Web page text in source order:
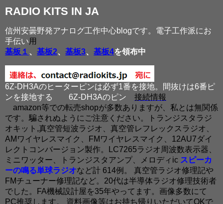
RADIO KITS IN JA
信州安曇野発アナログ工作中心blogです。電子工作派にお
手伝い用
基板１ 、 基板2、 基板3、 基板4を領布中
6Z-DH3Aのヒーターピンは必ず1番を接地。間抜けは6番ピ
ンを接地する
6Z-DH3Aのピン 接続情報
amazon等での転売shopが多数ありますが、私とは無関係
です。騙されぬようにご注意ください。トランジスタラジ
オキット,真空管短波ラジオ、真空管レフレックスラジオ、
AMワイヤレスマイク、FMワイヤレスマイク、12AU7ダイ
レクトコンバージョン製作。LC7265ラジオ周波数表示器、
ミニワッター、トランジスタアンプ、メロディic スピーカ
ーの鳴る単球ラジオなど計 614例。 真空管ラジオ修理記や
FMチューナー修理記など。20代は半導体ラジオ修理技術者
でした。FA機械設計屋を35年やってます。画像多数にて
PC推奨します。 資料画像等はお持ち帰りいただいてOKで